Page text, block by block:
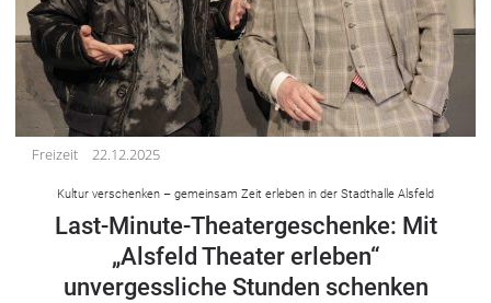
Freizeit 22.12.2025
Kultur verschenken – gemeinsam Zeit erleben in der Stadthalle Alsfeld
Last-Minute-Theatergeschenke: Mit
„Alsfeld Theater erleben“
unvergessliche Stunden schenken